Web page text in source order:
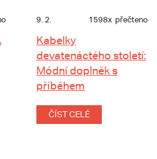
9. 2. 1598x přečteno
Kabelky
devatenáctého století:
Módní doplněk s
příběhem
ČÍST CELÉ